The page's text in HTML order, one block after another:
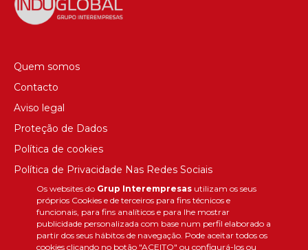
Os websites do Grup Interempresasutilizam os seus
próprios Cookies e de terceiros para fins técnicos e
funcionais, para fins analíticos e para lhe mostrar
publicidade personalizada com base num perfil elaborado a
partir dos seus hábitos de navegação. Pode aceitar todos os
cookies clicando no botão "ACEITO" ou configurá-los ou
Quem somos
Contacto
Aviso legal
Proteção de Dados
Política de cookies
Política de Privacidade Nas Redes Sociais
Canal de denúncias
Colaborações editoriais